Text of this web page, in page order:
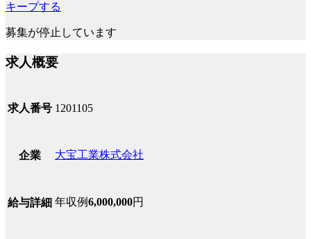
キープする
募集が停止しています
求人概要
求人番号 1201105
企業 大宝工業株式会社
給与詳細 年収例6,000,000円